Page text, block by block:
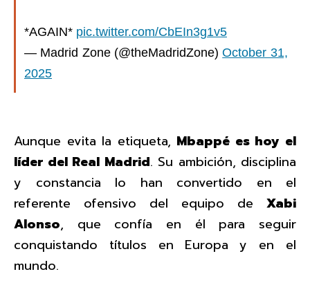
*AGAIN* pic.twitter.com/CbEIn3g1v5
— Madrid Zone (@theMadridZone)October 31,
2025
Aunque evita la etiqueta, Mbappé es hoy el
líder del Real Madrid. Su ambición, disciplina
y constancia lo han convertido en el
referente ofensivo del equipo de Xabi
Alonso, que confía en él para seguir
conquistando títulos en Europa y en el
mundo.